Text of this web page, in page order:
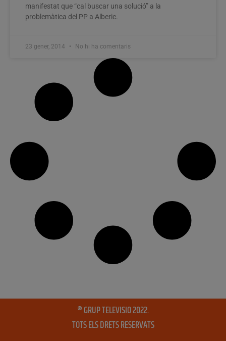
manifestat que “cal buscar una solució” a la
problemàtica del PP a Alberic.
23 gener, 2014 No hi ha comentaris
® GRUP TELEVISIO 2022.
TOTS ELS DRETS RESERVATS